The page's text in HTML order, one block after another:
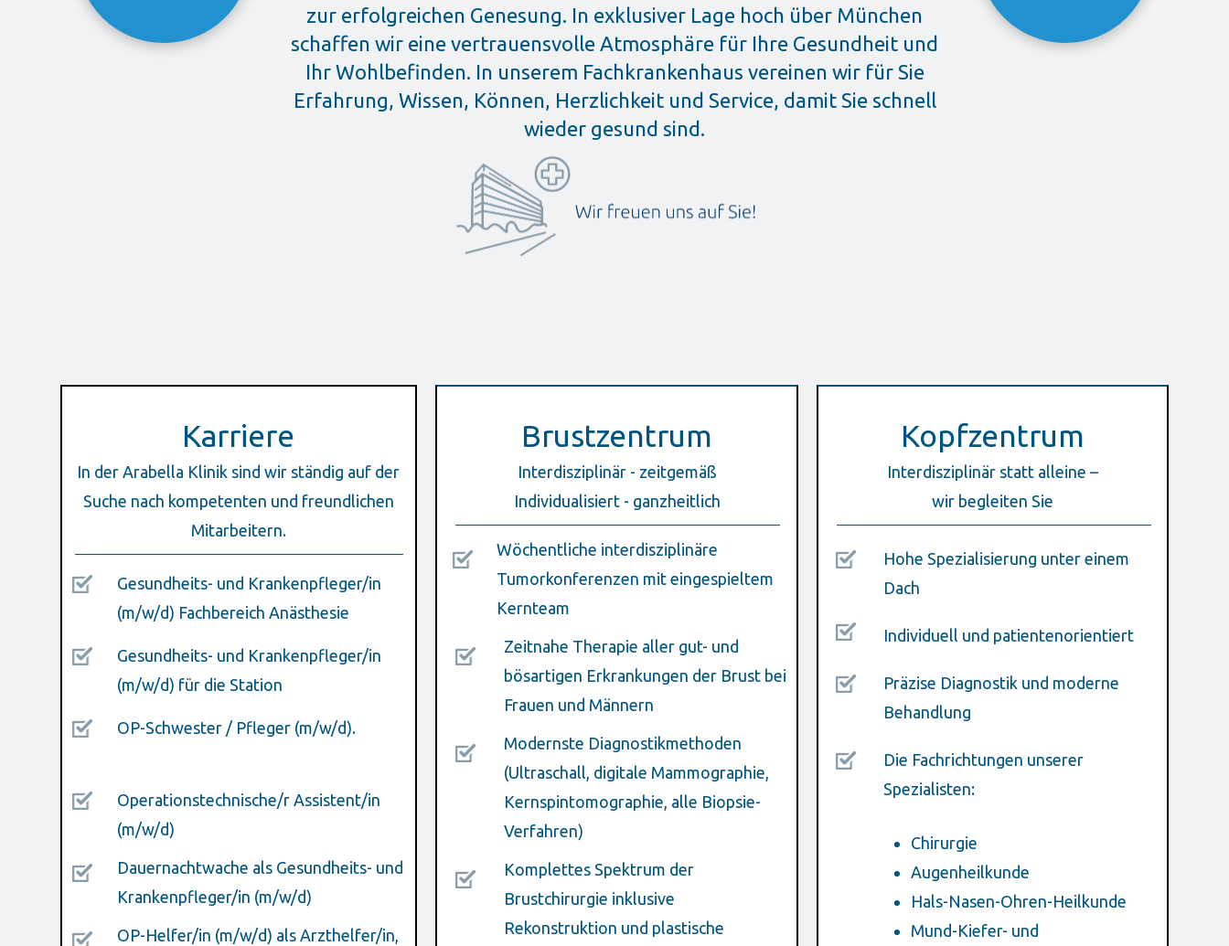
zur erfolgreichen Genesung. In exklusiver Lage hoch über München
schaffen wir eine vertrauensvolle Atmosphäre für Ihre Gesundheit und
Ihr Wohlbefinden. In unserem Fachkrankenhaus vereinen wir für Sie
Erfahrung, Wissen, Können, Herzlichkeit und Service, damit Sie schnell
wieder gesund sind.
Karriere
In der Arabella Klinik sind wir ständig auf der
Suche nach kompetenten und freundlichen
Mitarbeitern.
Gesundheits- und Krankenpfleger/in
(m/w/d) Fachbereich Anästhesie
Gesundheits- und Krankenpfleger/in
(m/w/d) für die Station
OP-Schwester / Pfleger (m/w/d).
Operationstechnische/r Assistent/in
(m/w/d)
Dauernachtwache als Gesundheits- und
Krankenpfleger/in (m/w/d)
OP-Helfer/in (m/w/d) als Arzthelfer/in,
Brustzentrum
Interdisziplinär - zeitgemäß
Individualisiert - ganzheitlich
Wöchentliche interdisziplinäre
Tumorkonferenzen mit eingespieltem
Kernteam
Zeitnahe Therapie aller gut- und
bösartigen Erkrankungen der Brust bei
Frauen und Männern
Modernste Diagnostikmethoden
(Ultraschall, digitale Mammographie,
Kernspintomographie, alle Biopsie-
Verfahren)
Komplettes Spektrum der
Brustchirurgie inklusive
Rekonstruktion und plastische
Kopfzentrum
Interdisziplinär statt alleine –
wir begleiten Sie
Hohe Spezialisierung unter einem
Dach
Individuell und patientenorientiert
Präzise Diagnostik und moderne
Behandlung
Die Fachrichtungen unserer
Spezialisten:
Chirurgie
Augenheilkunde
Hals-Nasen-Ohren-Heilkunde
Mund-Kiefer- und